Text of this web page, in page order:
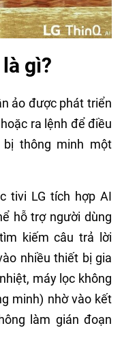
gì?
ảo được phát triển
ra lệnh để điều
thông minh một
tivi LG tích hợp AI
hỗ trợ người dùng
kiếm câu trả lời
nhiều thiết bị gia
máy lọc không
minh) nhờ vào kết
làm gián đoạn